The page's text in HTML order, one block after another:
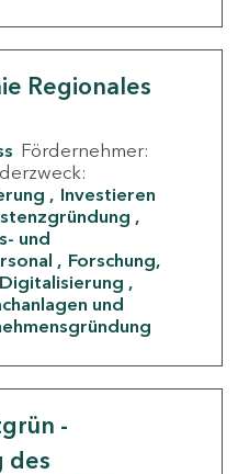
Regionales
Fördernehmer:
Investieren
und
Forschung,
und
-
des